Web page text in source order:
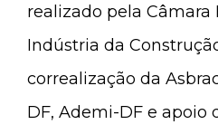
realizado pela Câmara
Indústria da
correalização da
DF, Ademi-DF e apoio